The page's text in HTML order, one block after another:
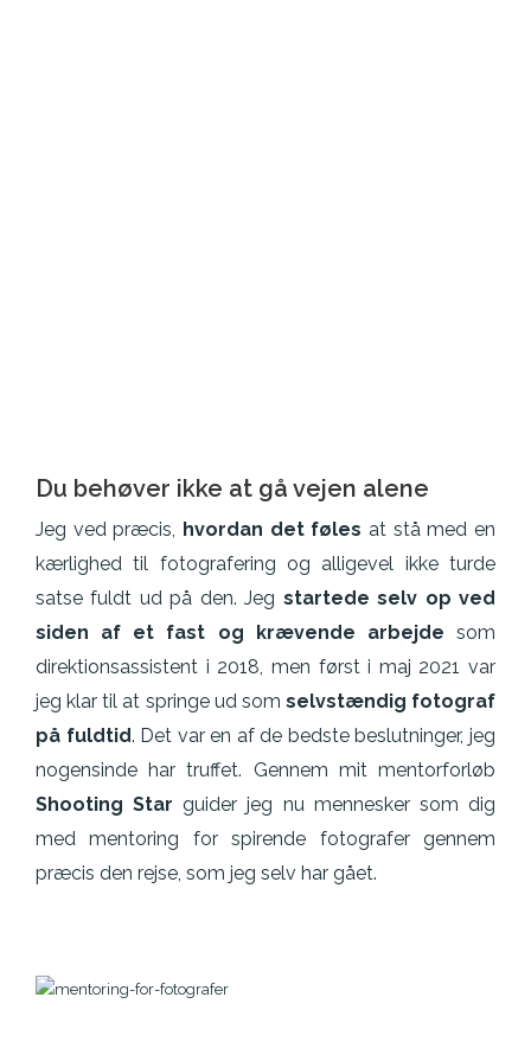
Du behøver ikke at gå vejen alene
Jeg ved præcis, hvordan det føles at stå med en
kærlighed til fotografering og alligevel ikke turde
satse fuldt ud på den. Jeg startede selv op ved
siden af et fast og krævende arbejde som
direktionsassistent i 2018, men først i maj 2021 var
jeg klar til at springe ud som selvstændig fotograf
på fuldtid. Det var en af de bedste beslutninger, jeg
nogensinde har truffet. Gennem mit mentorforløb
Shooting Starguider jeg nu mennesker som dig
med mentoring for spirende fotografer gennem
præcis den rejse, som jeg selv har gået.